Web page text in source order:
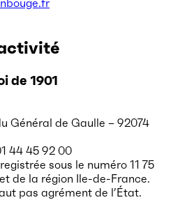
de 1901
Général de Gaulle – 92074
44 45 92 00
sous le numéro 11 75
de la région Ile-de-France.
pas agrément de l’État.